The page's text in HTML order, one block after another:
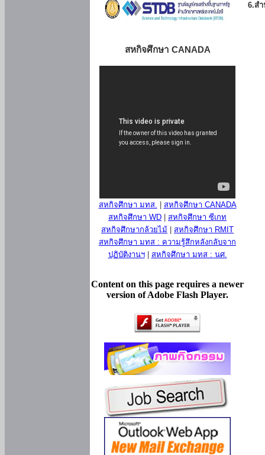
สหกิจศึกษา CANADA
สหกิจศึกษา มทส.
สหกิจศึกษา CANADA
สหกิจศึกษา WD
สหกิจศึกษา ซีเกท
สหกิจศึกษากล้วยไม้
สหกิจศึกษา RMIT
สหกิจศึกษา มทส : ความรู้สึกหลังกลับจาก
ปฏิบัติงานฯ| สหกิจศึกษา มทส : นศ.
Content on this page requires a newer
version of Adobe Flash Player.
6.ส